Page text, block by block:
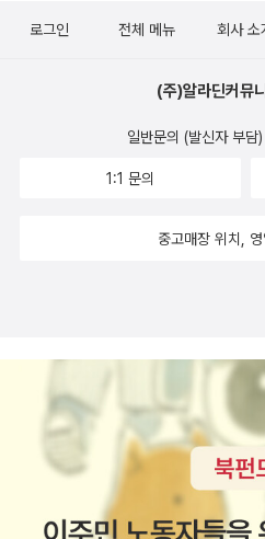
가버린다고 한다. 그 때 필요한 것
한다. 학습을 위한 공부를 넘어서, 사
새롭기에 항상 반복하고 노력해야한
배울 수 있다. 또한 시우 친구의 엄마
닿았다. 나 역시 오늘 하루하루를 노
로그인 전체 메뉴 회사 소
(주)알라딘커뮤
일반문의 (발신자 부담)
1:1 문의
중고매장 위치,